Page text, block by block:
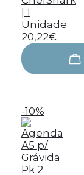
| 1
Unidade
20,22€
-10%